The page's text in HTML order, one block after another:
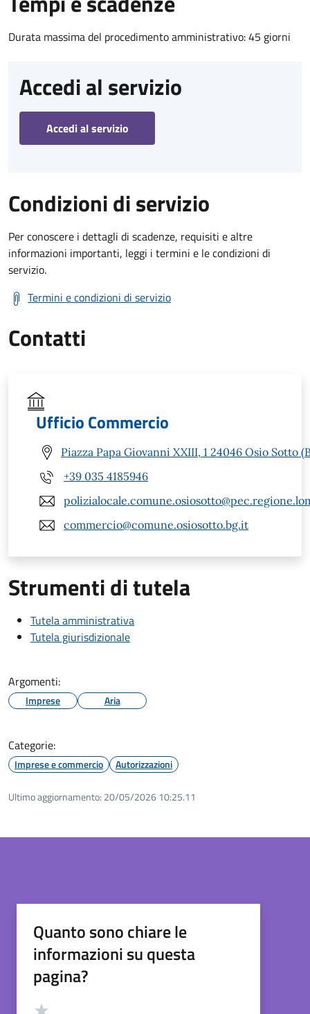
Durata massima del procedimento amministrativo: 45 giorni
Accedi al servizio
Accedi al servizio
Condizioni di servizio
Per conoscere i dettagli di scadenze, requisiti e altre
informazioni importanti, leggi i termini e le condizioni di
servizio.
Termini e condizioni di servizio
Contatti
Ufficio Commercio
Piazza Papa Giovanni XXIII, 1 24046 Osio Sotto
+39 035 4185946
commercio@comune.osiosotto.bg.it
Strumenti di tutela
Tutela amministrativa
Tutela giurisdizionale
Argomenti:
Imprese Aria
Categorie:
Imprese e commercio Autorizzazioni
Ultimo aggiornamento: 20/05/2026 10:25.11
Quanto sono chiare le
informazioni su questa
pagina?
Valutazione